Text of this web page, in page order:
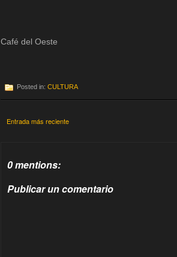
Café del Oeste
Posted in: CULTURA
Entrada más reciente
0 mentions:
Publicar un comentario